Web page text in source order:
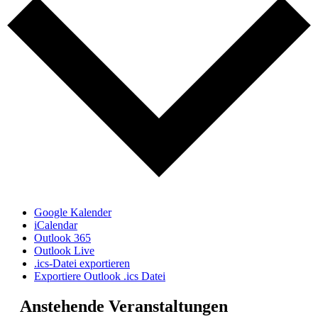
Google Kalender
iCalendar
Outlook 365
Outlook Live
.ics-Datei exportieren
Exportiere Outlook .ics Datei
Anstehende Veranstaltungen